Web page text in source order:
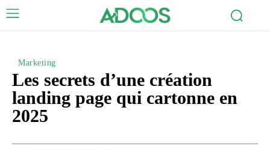
Marketing
Les secrets d’une création
landing page qui cartonne en
2025